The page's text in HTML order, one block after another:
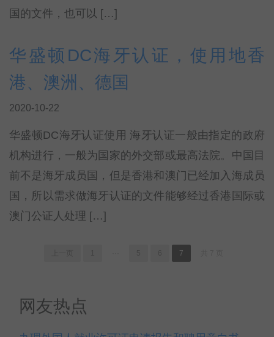
国的文件，也可以 […]
华盛顿DC海牙认证，使用地香
港、澳洲、德国
2020-10-22
华盛顿DC海牙认证使用 海牙认证一般由指定的政府
机构进行，一般为国家的外交部或最高法院。中国目
前不是海牙成员国，但是香港和澳门已经加入海成员
国，所以需求做海牙认证的文件能够经过香港国际或
澳门公证人处理 […]
7
网友热点